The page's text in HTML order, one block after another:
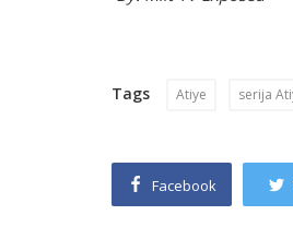
Tags Atiye serija
Facebook